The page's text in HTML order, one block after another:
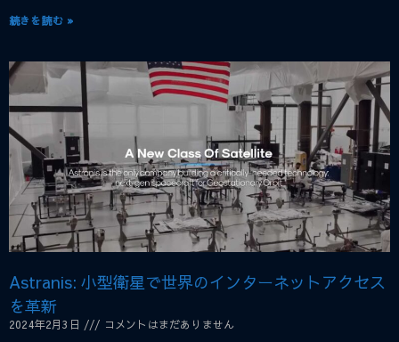
続きを読む »
Astranis: 小型衛星で世界のインターネットアクセス
を革新
2024年2月3日 コメントはまだありません